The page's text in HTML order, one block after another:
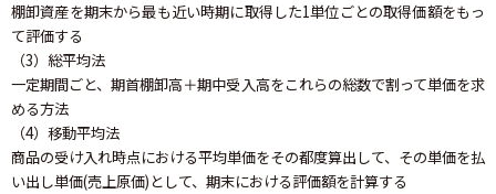
棚卸資産を期末から最も近い時期に取得した1単位ごとの取得価額をもっ
て評価する
（3）総平均法
一定期間ごと、期首棚卸高＋期中受入高をこれらの総数で割って単価を求
める方法
（4）移動平均法
商品の受け入れ時点における平均単価をその都度算出して、その単価を払
い出し単価(売上原価)として、期末における評価額を計算する